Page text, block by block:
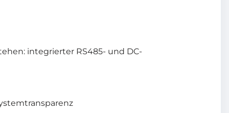
integrierter RS485- und DC-